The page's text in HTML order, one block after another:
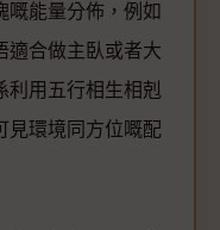
嘅能量分佈，例如
適合做主臥或者大
利用五行相生相剋
見環境同方位嘅配